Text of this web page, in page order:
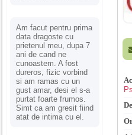
Am facut pentru prima
data dragoste cu
prietenul meu, dupa 7
ani de cand ne
cunoastem. A fost
dureros, fizic vorbind
si am ramas cu un
gust amar, desi el s-a
purtat foarte frumos.
Simt ca am gresit fiind
atat de intima cu el.